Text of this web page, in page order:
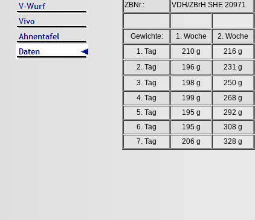
ZBNr.:
VDH/ZBrH SHE 20971
Gewichte: 1. Woche 2. Woche
1. Tag
210 g 216 g
2. Tag
196 g 231 g
3. Tag
198 g 250 g
4. Tag
199 g 268 g
5. Tag
195 g 292 g
6. Tag
195 g 308 g
7. Tag
206 g 328 g